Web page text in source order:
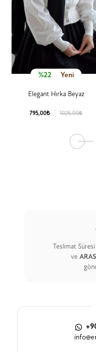
%22 Yeni
Elegant Hırka Beyaz
795,00₺ 1025.00₺
Teslimat Süresi
ve